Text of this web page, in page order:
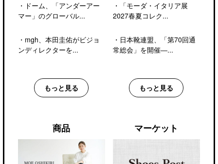
・ ドーム、「アンダーアー
マー」のグローバル...
・ mgh、本田圭佑がビジョ
ンディレクターを...
もっと見る
・
「モーダ・イタリア展
2027春夏コレク...
・ 日本靴連盟、「第70回通
常総会」を開催―...
もっと見る
商品 マーケット